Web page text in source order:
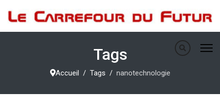
Tags
Accueil Tags nanotechnologie